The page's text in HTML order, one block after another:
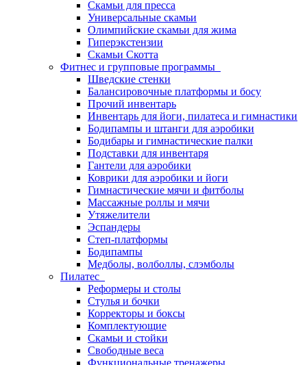
Скамьи для пресса
Универсальные скамьи
Олимпийские скамьи для жима
Гиперэкстензии
Скамьи Скотта
Фитнес и групповые программы
Шведские стенки
Балансировочные платформы и босу
Прочий инвентарь
Инвентарь для йоги, пилатеса и гимнастики
Бодипампы и штанги для аэробики
Бодибары и гимнастические палки
Подставки для инвентаря
Гантели для аэробики
Коврики для аэробики и йоги
Гимнастические мячи и фитболы
Массажные роллы и мячи
Утяжелители
Эспандеры
Степ-платформы
Бодипампы
Медболы, волболлы, слэмболы
Пилатес
Реформеры и столы
Стулья и бочки
Корректоры и боксы
Комплектующие
Скамьи и стойки
Свободные веса
Функциональные тренажеры